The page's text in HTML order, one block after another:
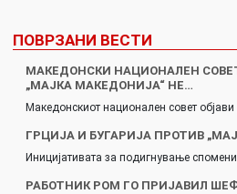
ПОВРЗАНИ ВЕСТИ
МАКЕДОНСКИ НАЦИОНАЛЕН
„МАЈКА МАКЕДОНИЈА“ НЕ…
Македонскиот национален совет
ГРЦИЈА И БУГАРИЈA ПРОТИВ
Иницијативата за подигнување
РАБОТНИК РОМ ГО ПРИЈАВИЛ